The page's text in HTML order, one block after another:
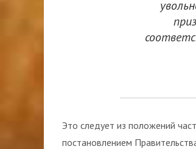
Это следует из положений
постановлением